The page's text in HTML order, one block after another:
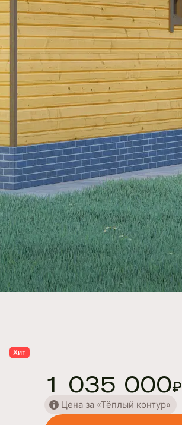
Хит
1 035 000₽
Цена за «Тёплый контур»